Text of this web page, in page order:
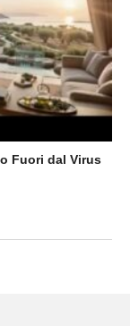
Fuori dal Virus